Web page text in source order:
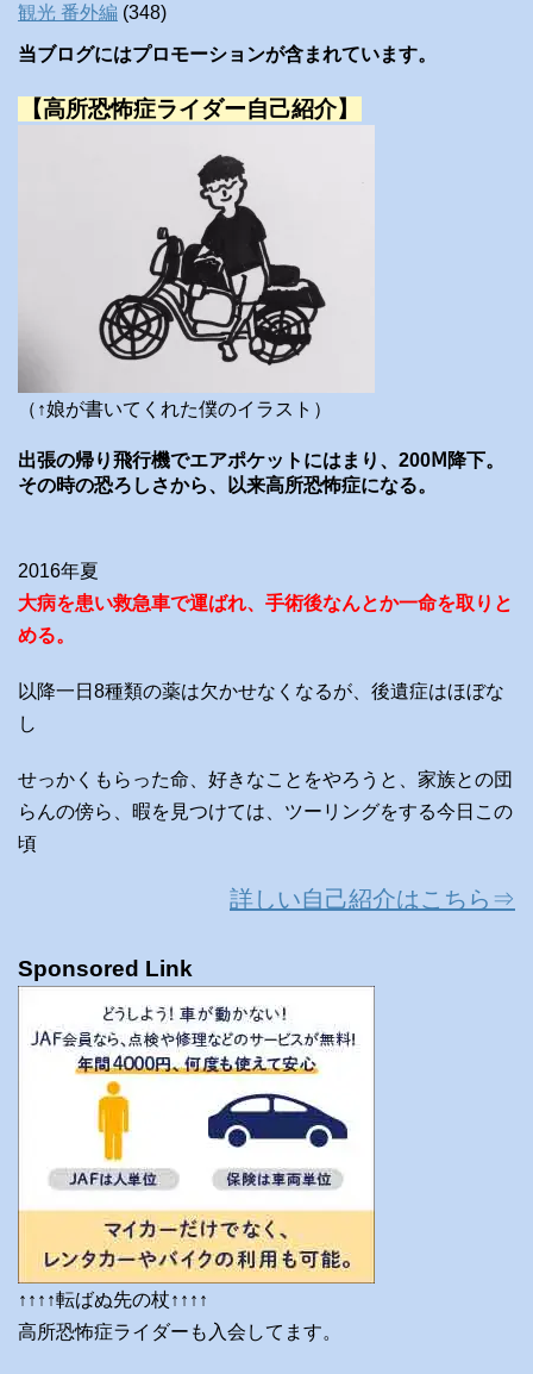
観光 番外編 (348)
当ブログにはプロモーションが含まれています。
【高所恐怖症ライダー自己紹介】
（↑娘が書いてくれた僕のイラスト）
出張の帰り飛行機でエアポケットにはまり、200Ⅿ降下。
その時の恐ろしさから、以来高所恐怖症になる。
2016年夏
大病を患い救急車で運ばれ、手術後なんとか一命を取りと
める。
以降一日8種類の薬は欠かせなくなるが、後遺症はほぼな
し
せっかくもらった命、好きなことをやろうと、家族との団
らんの傍ら、暇を見つけては、ツーリングをする今日この
頃
詳しい自己紹介はこちら⇒
Sponsored Link
↑↑↑↑転ばぬ先の杖↑↑↑↑
高所恐怖症ライダーも入会してます。